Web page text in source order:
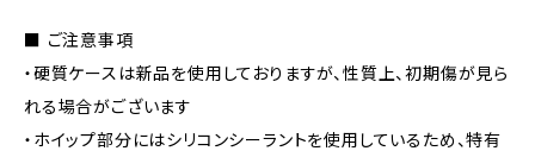
■ ご注意事項
・硬質ケースは新品を使用しておりますが、性質上、初期傷が見ら
れる場合がございます
・ホイップ部分にはシリコンシーラントを使用しているため、特有